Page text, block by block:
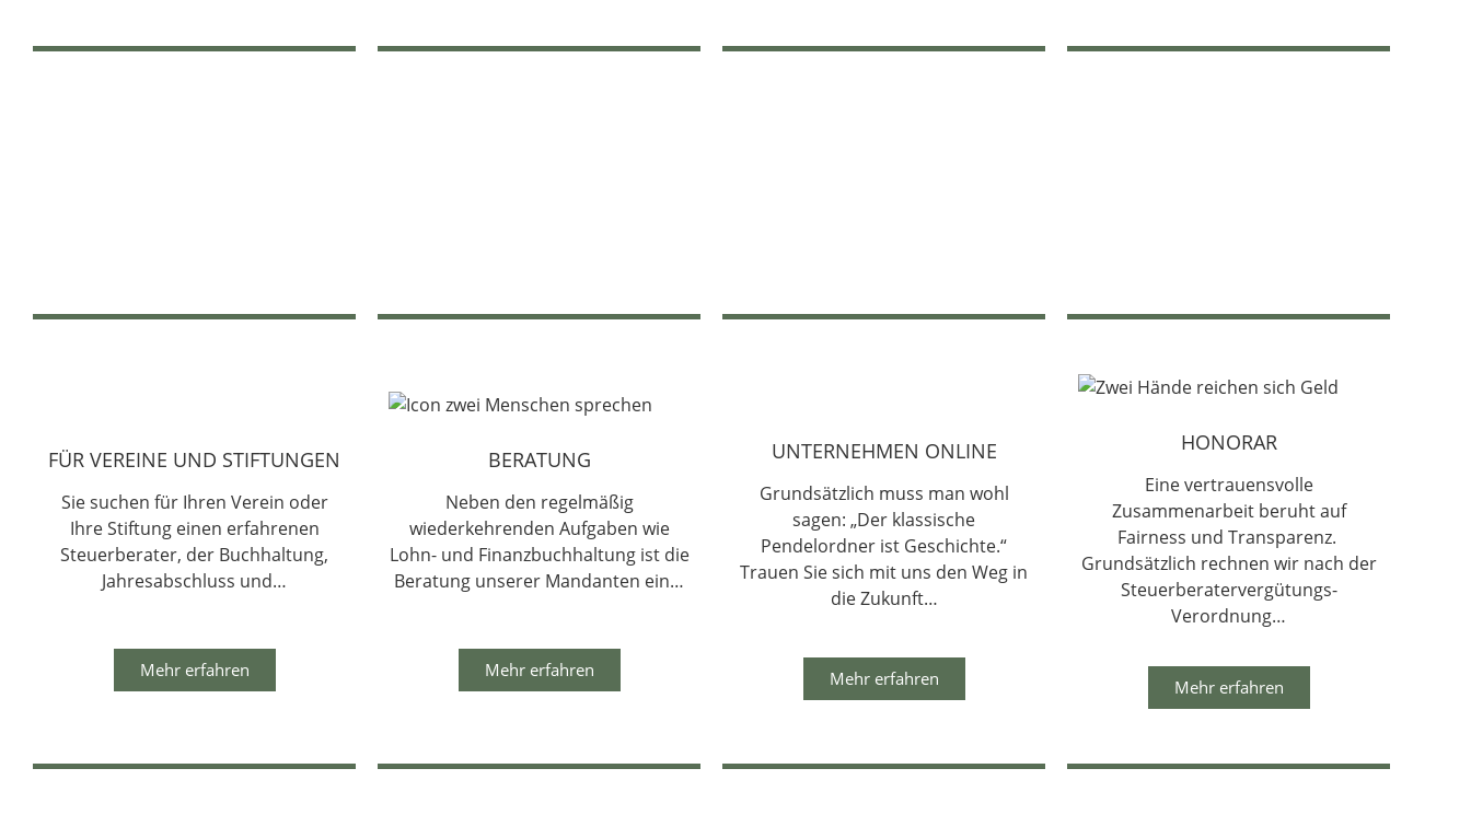
FÜR VEREINE UND STIFTUNGEN
Sie suchen für Ihren Verein oder
Ihre Stiftung einen erfahrenen
Steuerberater, der Buchhaltung,
Jahresabschluss und…
Mehr erfahren
BERATUNG
Neben den regelmäßig
wiederkehrenden Aufgaben wie
Lohn- und Finanzbuchhaltung ist die
Beratung unserer Mandanten ein…
Mehr erfahren
UNTERNEHMEN ONLINE
Grundsätzlich muss man wohl
sagen: „Der klassische
Pendelordner ist Geschichte.“
Trauen Sie sich mit uns den Weg in
die Zukunft…
Mehr erfahren
HONORAR
Eine vertrauensvolle
Zusammenarbeit beruht auf
Fairness und Transparenz.
Grundsätzlich rechnen wir nach der
Steuerberatervergütungs-
Verordnung…
Mehr erfahren